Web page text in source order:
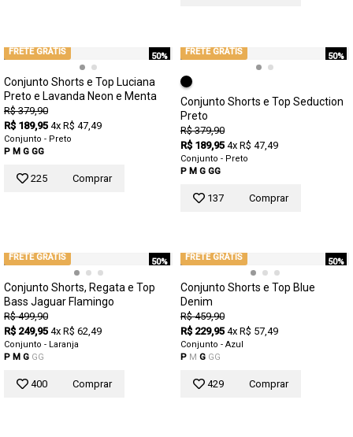
50%
FRETE GRÁTIS
Conjunto Shorts e Top Luciana
Preto e Lavanda Neon e Menta
R$ 379,90
R$ 189,95 4x R$ 47,49
Conjunto - Preto
P M G GG
225 Comprar
50%
FRETE GRÁTIS
Conjunto Shorts e Top Seduction
Preto
R$ 379,90
R$ 189,95 4x R$ 47,49
Conjunto - Preto
P M G GG
137 Comprar
50%
FRETE GRÁTIS
Conjunto Shorts, Regata e Top
Bass Jaguar Flamingo
R$ 499,90
R$ 249,95 4x R$ 62,49
Conjunto - Laranja
P M G GG
400 Comprar
50%
FRETE GRÁTIS
Conjunto Shorts e Top Blue
Denim
R$ 459,90
R$ 229,95 4x R$ 57,49
Conjunto - Azul
P M G GG
429 Comprar